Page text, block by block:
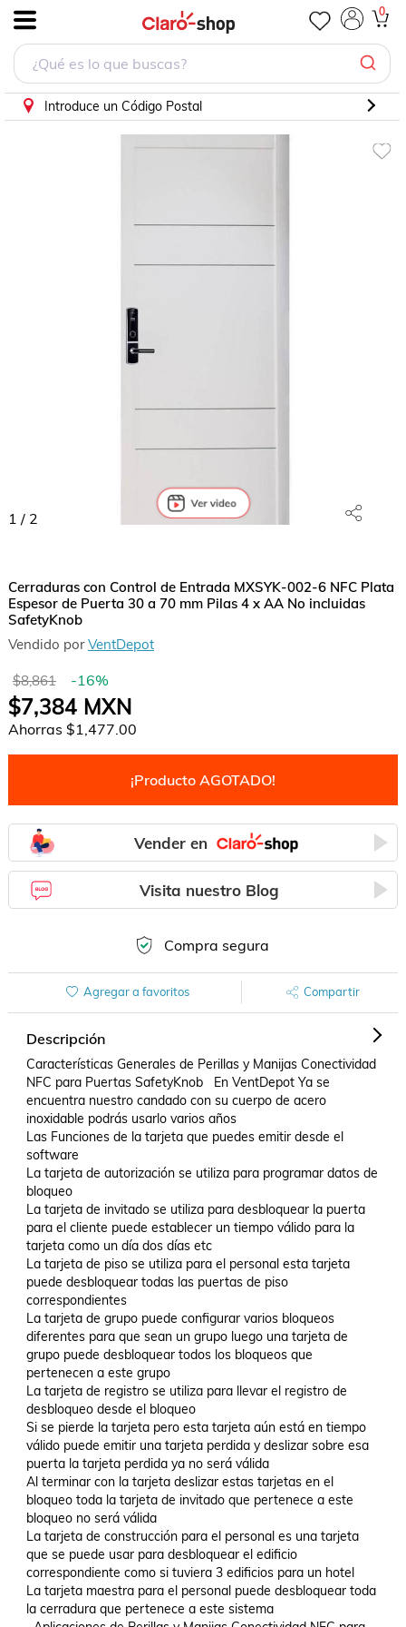
0
Introduce un Código Postal
1 / 2
Cerraduras con Control de Entrada MXSYK-002-6 NFC Plata
Espesor de Puerta 30 a 70 mm Pilas 4 x AA No incluidas
SafetyKnob
Vendido porVentDepot
$8,861 -16%
$7,384MXN
Ahorras $1,477.00
¡Producto AGOTADO!
Vender en
Visita nuestro Blog
Compra segura
Agregar a favoritos Compartir
Descripción
Características Generales de Perillas y Manijas Conectividad
NFC para Puertas SafetyKnob   En VentDepot Ya se
encuentra nuestro candado con su cuerpo de acero
inoxidable podrás usarlo varios años
Las Funciones de la tarjeta que puedes emitir desde el
software
La tarjeta de autorización se utiliza para programar datos de
bloqueo
La tarjeta de invitado se utiliza para desbloquear la puerta
para el cliente puede establecer un tiempo válido para la
tarjeta como un día dos días etc
La tarjeta de piso se utiliza para el personal esta tarjeta
puede desbloquear todas las puertas de piso
correspondientes
La tarjeta de grupo puede configurar varios bloqueos
diferentes para que sean un grupo luego una tarjeta de
grupo puede desbloquear todos los bloqueos que
pertenecen a este grupo
La tarjeta de registro se utiliza para llevar el registro de
desbloqueo desde el bloqueo
Si se pierde la tarjeta pero esta tarjeta aún está en tiempo
válido puede emitir una tarjeta perdida y deslizar sobre esa
puerta la tarjeta perdida ya no será válida
Al terminar con la tarjeta deslizar estas tarjetas en el
bloqueo toda la tarjeta de invitado que pertenece a este
bloqueo no será válida
La tarjeta de construcción para el personal es una tarjeta
que se puede usar para desbloquear el edificio
correspondiente como si tuviera 3 edificios para un hotel
La tarjeta maestra para el personal puede desbloquear toda
la cerradura que pertenece a este sistema